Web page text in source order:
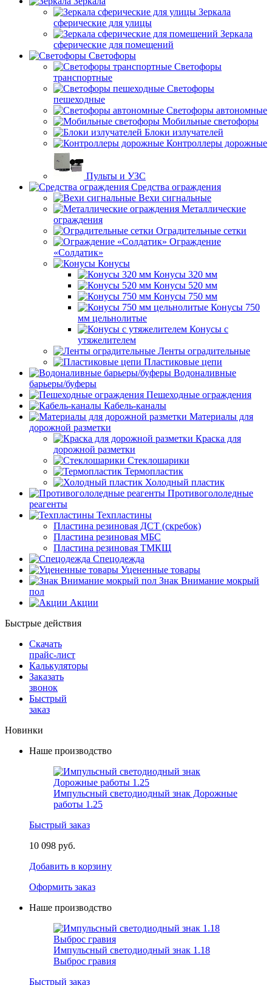
Зеркала
сферические для улицы
Зеркала
сферические для помещений
Светофоры
Светофоры
транспортные
Светофоры
пешеходные
Светофоры автономные
Мобильные светофоры
Блоки излучателей
Контроллеры дорожные
Пульты и УЗС
Средства ограждения
Вехи сигнальные
Металлические
ограждения
Оградительные сетки
Ограждение
«Солдатик»
Конусы
Конусы 320 мм
Конусы 520 мм
Конусы 750 мм
Конусы 750
мм цельнолитые
Конусы с
утяжелителем
Ленты оградительные
Пластиковые цепи
Водоналивные
барьеры/буферы
Пешеходные ограждения
Кабель-каналы
Материалы для
дорожной разметки
Краска для
дорожной разметки
Стеклошарики
Термопластик
Холодный пластик
Противогололедные
реагенты
Техпластины
Пластина резиновая ДСТ (скребок)
Пластина резиновая МБС
Пластина резиновая ТМКЩ
Спецодежда
Уцененные товары
Знак Внимание мокрый
пол
Акции
Быстрые действия
Скачать
прайс-лист
Калькуляторы
Заказать
звонок
Быстрый
заказ
Новинки
Наше производство
Импульсный светодиодный знак Дорожные
работы 1.25
Быстрый заказ
10 098 руб.
Добавить в корзину
Оформить заказ
Наше производство
Импульсный светодиодный знак 1.18
Выброс гравия
Быстрый заказ